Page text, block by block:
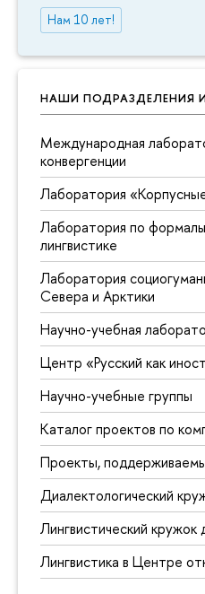
Нам 10 лет!
НАШИ ПОДРАЗДЕЛЕНИЯ
Международная
конвергенции
Лаборатория
Лаборатория по
лингвистике
Лаборатория
Севера и Арктики
Научно-учебная
Центр «Русский как
Научно-учебные группы
Каталог проектов по
Проекты,
Диалектологический
Лингвистический кружок
Лингвистика в Центре